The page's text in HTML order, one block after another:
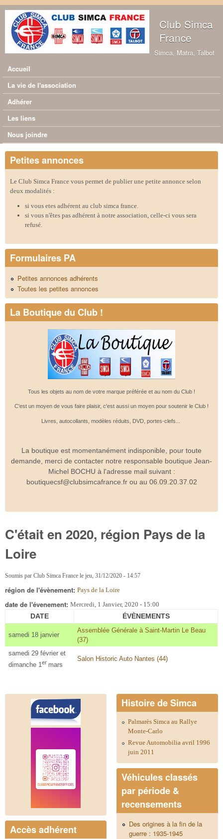
Aller au contenu principal
Club Simca
France
Simca, Matra, Talbot
Menu principal
Accueil
La vie de l'association
Adhérer
Les liens
Nous joindre
Petites annonces
Le Club Simca France vous permet de publier une petite annonce selon
deux modalités :
si vous etes adhérent au club simca france.
si vous n'êtes pas adhérent à notre association, celle-ci vous sera
refusé.
Formulaires PA
Petites annonces adhérents
Toutes les petites annonces
La Boutique du Club !
Tous les objets au nom de votre marque préférée et au nom du Club !
C'est un moyen de vous faire plaisir, c'est aussi un moyen pour soutenir le Club !
Livres, autocollants, modèles réduits, DVD, portes-clefs...
La boutique est momentanément indisponible, pour toute
demande, merci de contacter notre responsable boutique Jean-
Michel BOCHU à l'adresse mail suivant :
boutiquecsf@clubsimcafrance.fr ou au 06.09.20.37.02
C'était en 2020, région Pays de la
Loire
Soumis par Club Simca France le jeu, 31/12/2020 - 14:57
région de l'évènement: Pays de la Loire
date de l'évenement: Mercredi, 1 Janvier, 2020 - 15:00
DATE ÉVÈNEMENTS
samedi 18 janvier
Assemblée Générale à Saint-Martin Le Beau
(37)
samedi 29 février et
dimanche 1er mars
Salon Historic Auto Nantes (44)
Accès adhérent
Histoire de Simca
Palmarès Simca au Rallye
Monte-Carlo
Revue Automobilia avril 1996
juin 2011
Véhicules classés
par période &
recensements
Des origines à la fin de la
guerre : 1935-1945